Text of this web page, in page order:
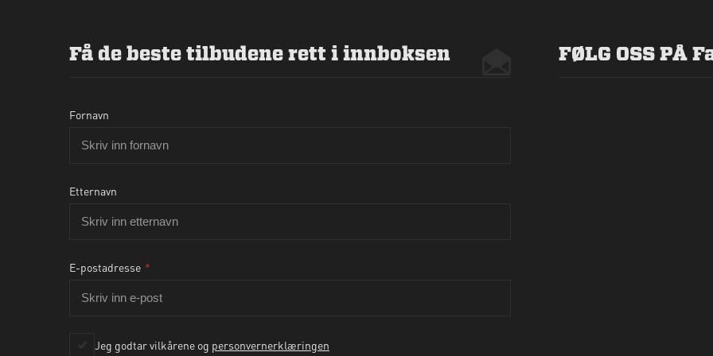
Få de beste tilbudene rett i innboksen
Fornavn
Etternavn
E-postadresse *
Jeg godtar vilkårene og personvernerklæringen
FØLG OSS PÅ